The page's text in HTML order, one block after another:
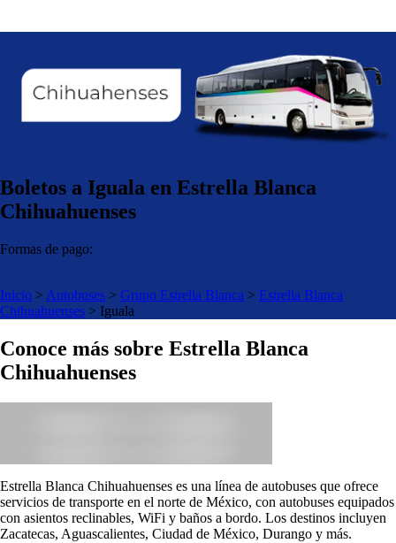
Boletos a Iguala en Estrella Blanca
Chihuahuenses
Formas de pago:
Inicio > Autobuses > Grupo Estrella Blanca > Estrella Blanca
Chihuahuenses > Iguala
Conoce más sobre Estrella Blanca
Chihuahuenses
Estrella Blanca Chihuahuenses es una línea de autobuses que ofrece
servicios de transporte en el norte de México, con autobuses equipados
con asientos reclinables, WiFi y baños a bordo. Los destinos incluyen
Zacatecas, Aguascalientes, Ciudad de México, Durango y más.